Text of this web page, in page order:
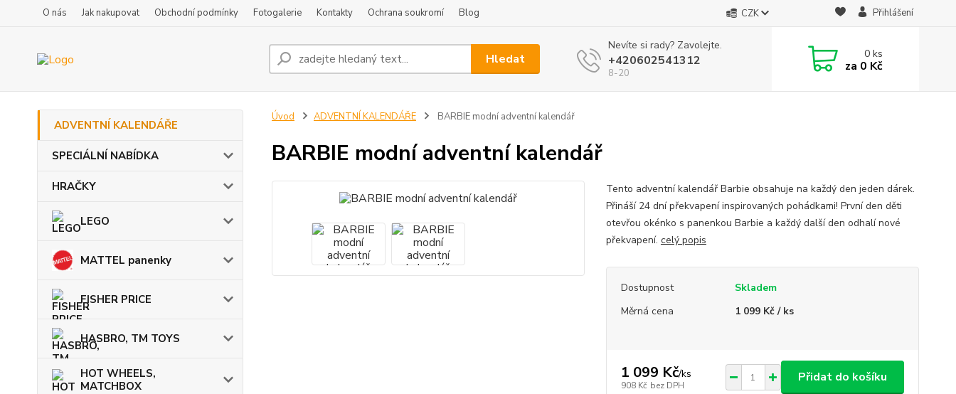
O nás Jak nakupovat Obchodní podmínky Fotogalerie Kontakty Ochrana soukromí Blog CZK Přihlášení
Hledat
Nevíte si rady? Zavolejte.
+420602541312
8-20
0ks
za 0 Kč
ADVENTNÍ KALENDÁŘE
SPECIÁLNÍ NABÍDKA
HRAČKY
LEGO
MATTEL panenky
FISHER PRICE
HASBRO, TM TOYS
HOT WHEELS,
MATCHBOX
Úvod ADVENTNÍ KALENDÁŘE BARBIE modní adventní kalendář
BARBIE modní adventní kalendář
Tento adventní kalendář Barbie obsahuje na každý den jeden dárek.
Přináší 24 dní překvapení inspirovaných pohádkami! První den děti
otevřou okénko s panenkou Barbie a každý další den odhalí nové
překvapení. celý popis
Dostupnost
Skladem
Měrná cena
1 099 Kč / ks
1 099 Kč/ks
908 Kč bez DPH
Přidat do košíku